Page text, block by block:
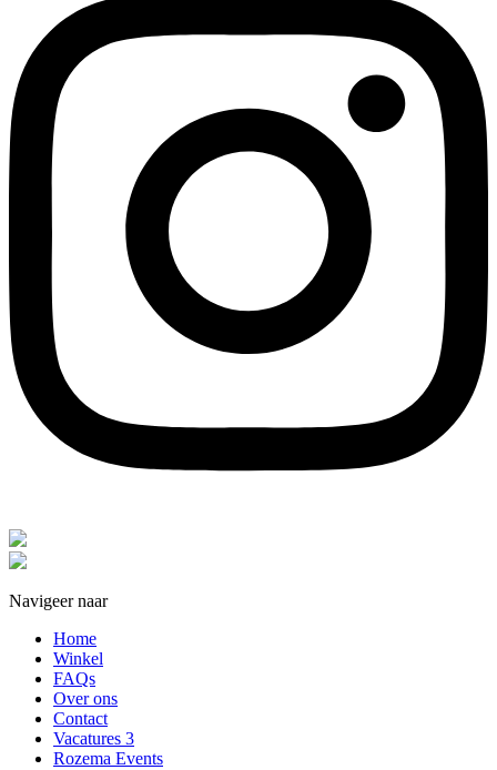
Navigeer naar
Home
Winkel
FAQs
Over ons
Contact
Vacatures 3
Rozema Events